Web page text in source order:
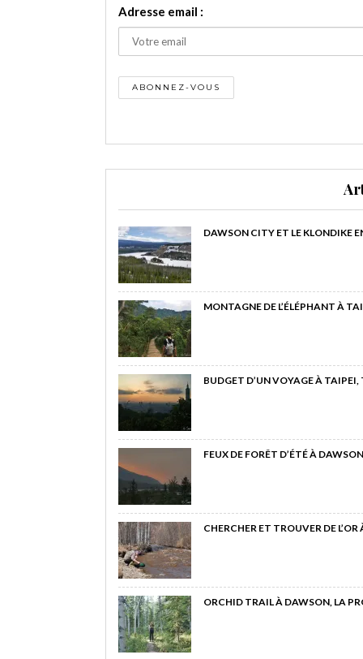
Adresse email :
DAWSON CITY ET LE KLONDIKE
MONTAGNE DE L’ÉLÉPHANT À
BUDGET D’UN VOYAGE À
FEUX DE FORÊT D’ÉTÉ À
CHERCHER ET TROUVER DE
ORCHID TRAIL À DAWSON, LA